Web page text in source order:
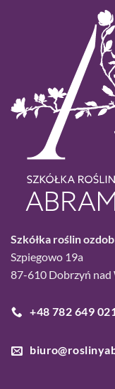
Szkółka roślin
Szpiegowo 19a
87-610 Dobrzyń nad
+48 782 649